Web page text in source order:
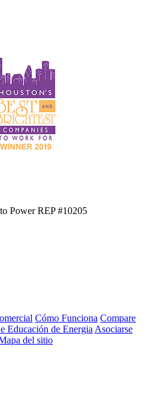
Power REP #10205
Cómo Funciona Compare
Educación de Energia Asociarse
del sitio